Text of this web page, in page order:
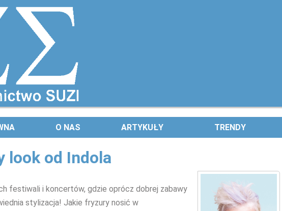
O NAS ARTYKUŁY TRENDY
look od Indola
festiwali i koncertów, gdzie oprócz dobrej zabawy
stylizacja! Jakie fryzury nosić w